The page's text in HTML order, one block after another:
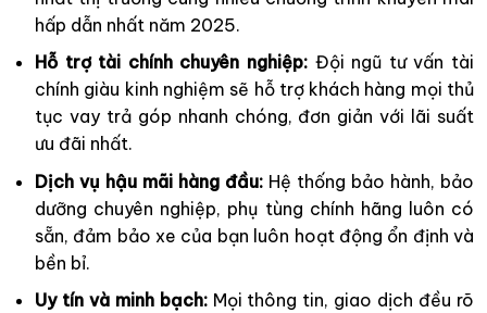
hấp dẫn nhất năm 2025.
Hỗ trợ tài chính chuyên nghiệp: Đội ngũ tư vấn tài
chính giàu kinh nghiệm sẽ hỗ trợ khách hàng mọi thủ
tục vay trả góp nhanh chóng, đơn giản với lãi suất
ưu đãi nhất.
Dịch vụ hậu mãi hàng đầu: Hệ thống bảo hành, bảo
dưỡng chuyên nghiệp, phụ tùng chính hãng luôn có
sẵn, đảm bảo xe của bạn luôn hoạt động ổn định và
bền bỉ.
Uy tín và minh bạch:Mọi thông tin, giao dịch đều rõ